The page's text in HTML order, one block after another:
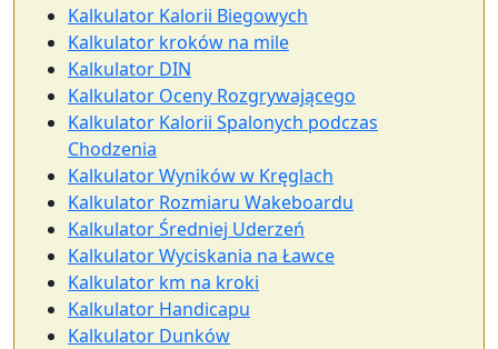
Kalkulator Kalorii Biegowych
Kalkulator kroków na mile
Kalkulator DIN
Kalkulator Oceny Rozgrywającego
Kalkulator Kalorii Spalonych podczas
Chodzenia
Kalkulator Wyników w Kręglach
Kalkulator Rozmiaru Wakeboardu
Kalkulator Średniej Uderzeń
Kalkulator Wyciskania na Ławce
Kalkulator km na kroki
Kalkulator Handicapu
Kalkulator Dunków